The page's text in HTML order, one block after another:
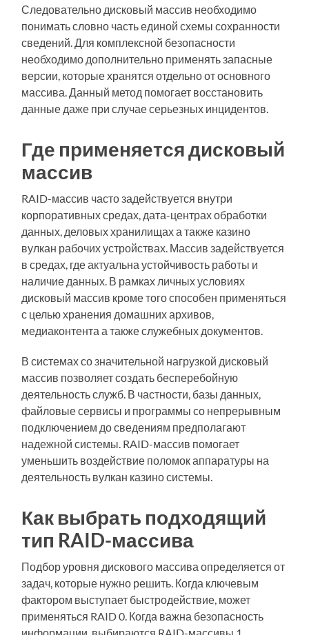
Следовательно дисковый массив необходимо
понимать словно часть единой схемы сохранности
сведений. Для комплексной безопасности
необходимо дополнительно применять запасные
версии, которые хранятся отдельно от основного
массива. Данный метод помогает восстановить
данные даже при случае серьезных инцидентов.
Где применяется дисковый
массив
RAID-массив часто задействуется внутри
корпоративных средах, дата-центрах обработки
данных, деловых хранилищах а также казино
вулкан рабочих устройствах. Массив задействуется
в средах, где актуальна устойчивость работы и
наличие данных. В рамках личных условиях
дисковый массив кроме того способен применяться
с целью хранения домашних архивов,
медиаконтента а также служебных документов.
В системах со значительной нагрузкой дисковый
массив позволяет создать бесперебойную
деятельность служб. В частности, базы данных,
файловые сервисы и программы со непрерывным
подключением до сведениям предполагают
надежной системы. RAID-массив помогает
уменьшить воздействие поломок аппаратуры на
деятельность вулкан казино системы.
Как выбрать подходящий
тип RAID-массива
Подбор уровня дискового массива определяется от
задач, которые нужно решить. Когда ключевым
фактором выступает быстродействие, может
применяться RAID 0. Когда важна безопасность